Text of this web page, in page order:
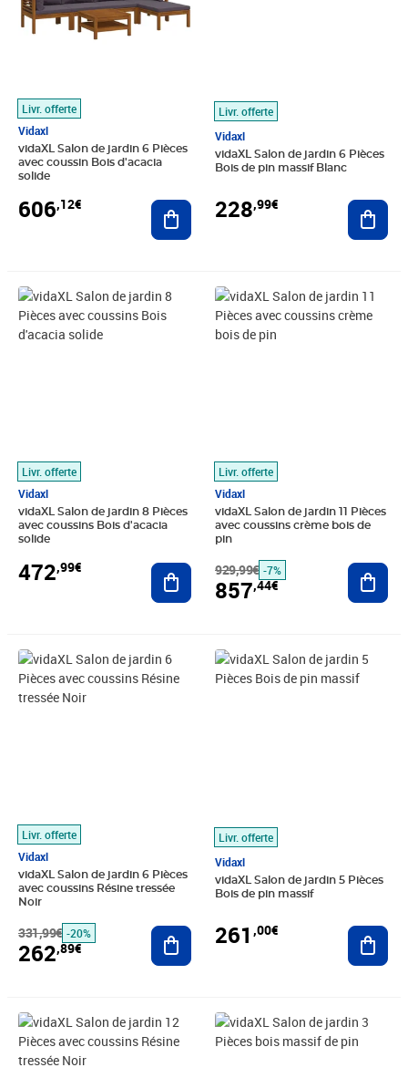
Livr. offerte
Vidaxl
vidaXL Salon de jardin 6 Pièces
avec coussin Bois d'acacia
solide
606,12€ Ajouter au panier
Livr. offerte
Vidaxl
vidaXL Salon de jardin 6 Pièces
Bois de pin massif Blanc
228,99€
Livr. offerte
Vidaxl
vidaXL Salon de jardin 8 Pièces
avec coussins Bois d'acacia
solide
472,99€
Prix 472,99€
Ajouter au panier
Livr. offerte
Vidaxl
vidaXL Salon de jardin 11 Pièces
avec coussins crème bois de
pin
929,99€
Prix barré 929,99€
-7%
857,44€
Prix 857,44€
Livr. offerte
Vidaxl
vidaXL Salon de jardin 6 Pièces
avec coussins Résine tressée
Noir
331,99€
Prix barré 331,99€
-20%
262,89€
Prix 262,89€
Ajouter au panier
Livr. offerte
Vidaxl
vidaXL Salon de jardin 5 Pièces
Bois de pin massif
261 ,00€
Prix 261,00€
Prix 848,74€ Prix 156,78€